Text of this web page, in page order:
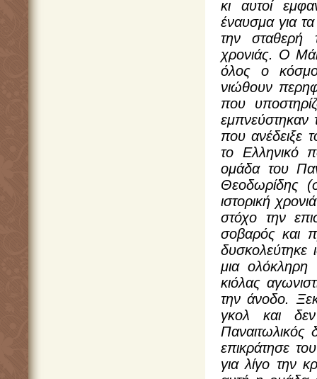
κι αυτοί
έναυσμα για
την σταθερή
χρονιάς. Ο
όλος ο
νιώθουν
που
εμπνεύστηκαν
που ανέδειξε
το Ελληνικό
ομάδα του
Θεοδωρίδης
ιστορική
στόχο την
σοβαρός και
δυσκολεύτηκε
μια
κιόλας
την άνοδο.
γκολ και
Παναιτωλικός
επικράτησε
για λίγο την